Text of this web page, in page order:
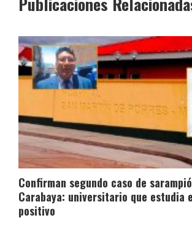
Confirman segundo caso de
Carabaya: universitario que estudia
positivo